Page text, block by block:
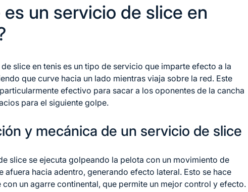
es un servicio de slice en
slice en tenis es un tipode servicio que imparte efecto a la
que curve hacia un lado mientras viaja sobre la red. Este
efectivo para sacar a los oponentes de la cancha
para el siguiente golpe.
y mecánica de un servicio de slice
slice se ejecuta golpeando la pelota con un movimiento de
afuera hacia adentro, generando efecto lateral. Esto se hace
con un agarre continental, que permite un mejor control y efecto.